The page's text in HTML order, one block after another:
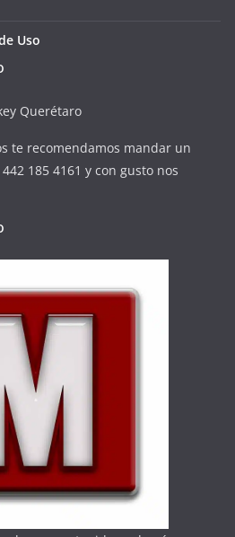
Uso
Querétaro
te recomendamos mandar un
185 4161 y con gusto nos